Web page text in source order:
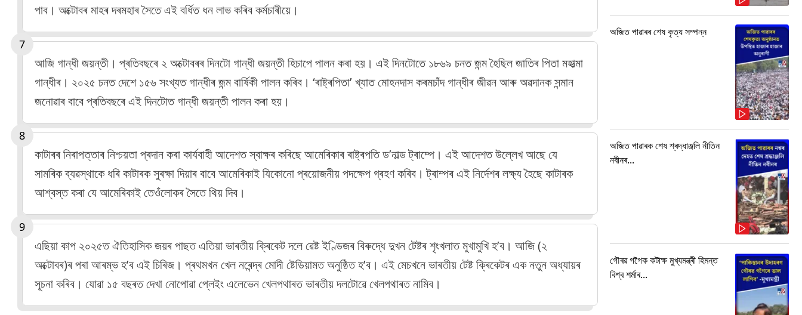
পাব। অক্টোবৰ মাহৰ দৰমহাৰ সৈতে এই বৰ্ধিত ধন লাভ কৰিব কৰ্মচাৰীয়ে।
আজি গান্ধী জয়ন্তী। প্ৰতিবছৰে ২ অক্টোবৰৰ দিনটো গান্ধী জয়ন্তী হিচাপে পালন কৰা হয়। এই দিনটোতে ১৮৬৯ চনত জন্ম হৈছিল জাতিৰ পিতা মহাত্মা
গান্ধীৰ। ২০২৫ চনত দেশে ১৫৬ সংখ্যত গান্ধীৰ জন্ম বাৰ্ষিকী পালন কৰিব। ‘ৰাষ্ট্ৰপিতা’ খ্যাত মোহনদাস কৰমচাঁদ গান্ধীৰ জীৱন আৰু অৱদানক সন্মান
জনোৱাৰ বাবে প্ৰতিবছৰে এই দিনটোত গান্ধী জয়ন্তী পালন কৰা হয়।
কাটাৰৰ নিৰাপত্তাৰ নিশ্চয়তা প্ৰদান কৰা কাৰ্যবাহী আদেশত স্বাক্ষৰ কৰিছে আমেৰিকাৰ ৰাষ্ট্ৰপতি ড’নাল্ড ট্ৰাম্পে। এই আদেশত উল্লেখ আছে যে
সামৰিক ব্যৱস্থাকে ধৰি কাটাৰক সুৰক্ষা দিয়াৰ বাবে আমেৰিকাই যিকোনো প্ৰয়োজনীয় পদক্ষেপ গ্ৰহণ কৰিব। ট্ৰাম্পৰ এই নিৰ্দেশৰ লক্ষ্য হৈছে কাটাৰক
আশ্বস্ত কৰা যে আমেৰিকাই তেওঁলোকৰ সৈতে থিয় দিব।
এছিয়া কাপ ২০২৫ত ঐতিহাসিক জয়ৰ পাছত এতিয়া ভাৰতীয় ক্ৰিকেট দলে ৱেষ্ট ইণ্ডিজৰ বিৰুদ্ধে দুখন টেষ্টৰ শৃংখলাত মুখামুখি হ’ব। আজি (২
অক্টোবৰ)ৰ পৰা আৰম্ভ হ’ব এই চিৰিজ। প্ৰথমখন খেল নৰেন্দ্ৰ মোদী ষ্টেডিয়ামত অনুষ্ঠিত হ’ব। এই মেচখনে ভাৰতীয় টেষ্ট ক্ৰিকেটৰ এক নতুন অধ্যায়ৰ
সূচনা কৰিব। যোৱা ১৫ বছৰত দেখা নোপোৱা প্লেইং এলেভেন খেলপথাৰত ভাৰতীয় দলটোৱে খেলপথাৰত নামিব।
অজিত পাৱাৰৰ শেষ কৃত্য সম্পন্ন
অজিত পাৱাৰক শেষ শ্ৰদ্ধাঞ্জলি নীতিন
নবীনৰ...
গৌৰৱ গগৈক কটাক্ষ মুখ্যমন্ত্ৰী হিমন্ত
বিশ্ব শৰ্মাৰ...